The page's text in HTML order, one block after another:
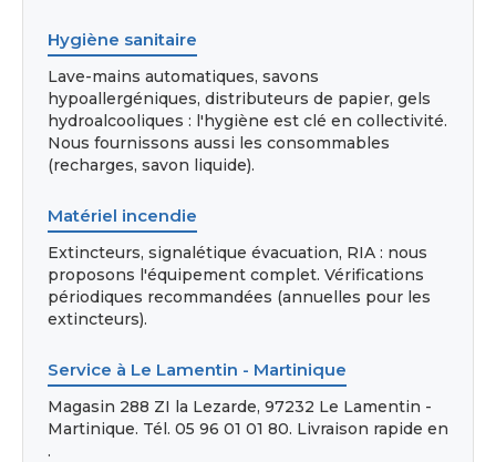
Hygiène sanitaire
Lave-mains automatiques, savons
hypoallergéniques, distributeurs de papier, gels
hydroalcooliques : l'hygiène est clé en collectivité.
Nous fournissons aussi les consommables
(recharges, savon liquide).
Matériel incendie
Extincteurs, signalétique évacuation, RIA : nous
proposons l'équipement complet. Vérifications
périodiques recommandées (annuelles pour les
extincteurs).
Service à Le Lamentin - Martinique
Magasin 288 ZI la Lezarde, 97232 Le Lamentin -
Martinique. Tél. 05 96 01 01 80. Livraison rapide en
.